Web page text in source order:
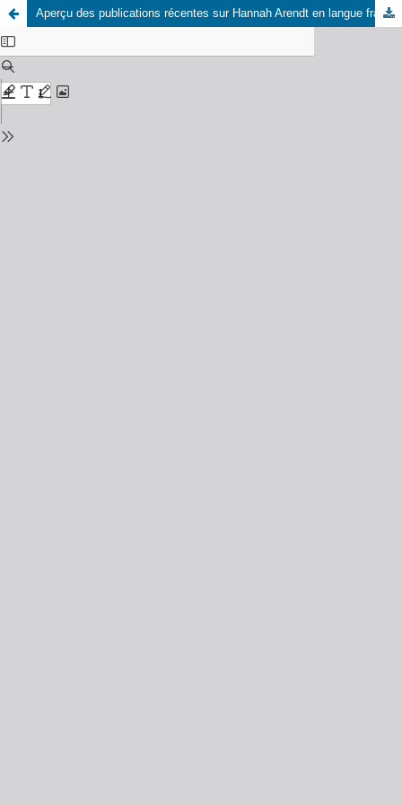
Aperçu des publications récentes sur Hannah Arendt en langue française